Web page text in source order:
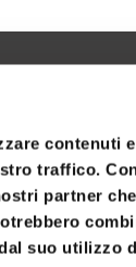
contenuti
traffico.
partner
suo utilizzo